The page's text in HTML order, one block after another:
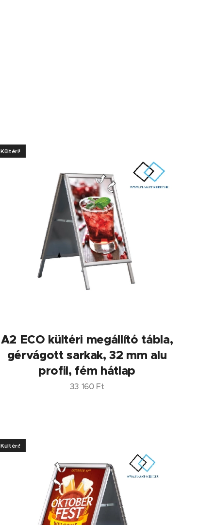
A2 ECO kültéri megállító tábla,
gérvágott sarkak, 32 mm alu
profil, fém hátlap
Kültéri!
33 160Ft
Kültéri!